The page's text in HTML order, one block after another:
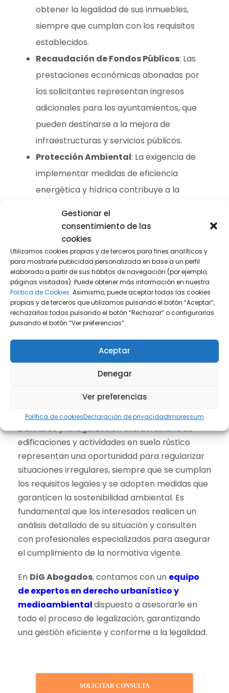
Gestionar el
consentimiento de las
cookies
Utilizamos cookies propias y de terceros para fines analíticos y
para mostrarle publicidad personalizada en base a un perfil
elaborado a partir de sus hábitos de navegación (por ejemplo,
páginas visitadas). Puede obtener más información en nuestra
Política de Cookies. Asimismo, puede aceptar todas las cookies
propias y de terceros que utilizamos pulsando el botón “Aceptar”,
rechazarlas todas pulsando el botón “Rechazar” o configurarlas
pulsando el botón “Ver preferencias”.
Aceptar
Denegar
Ver preferencias
Política de cookiesDeclaración de privacidadImpressum
obtener la legalidad de sus inmuebles,
siempre que cumplan con los requisitos
establecidos.
Recaudación de Fondos Públicos: Las
prestaciones económicas abonadas por
los solicitantes representan ingresos
adicionales para los ayuntamientos, que
pueden destinarse a la mejora de
infraestructuras y servicios públicos.
Protección Ambiental: La exigencia de
implementar medidas de eficiencia
energética y hídrica contribuye a la
ambiente en las Islas Baleares.
Sin embargo, esta medida también ha
generado controversia. Algunos sectores
argumentan que podría incentivar futuras
construcciones ilegales, mientras que otros
consideran que es una solución pragmática
para regularizar situaciones consolidadas en el
Conclusión sobre la amnistía
Laamnistía urbanística en las Islas
Balearesy la legalización extraordinaria de
edificaciones y actividades en suelo rústico
representan una oportunidad para regularizar
situaciones irregulares, siempre que se cumplan
los requisitos legales y se adopten medidas que
garanticen la sostenibilidad ambiental. Es
fundamental que los interesados realicen un
análisis detallado de su situación y consulten
con profesionales especializados para asegurar
el cumplimiento de la normativa vigente.
En DiG Abogados, contamos con un equipo
de expertos en derecho urbanístico y
medioambientaldispuesto a asesorarle en
todo el proceso de legalización, garantizando
una gestión eficiente y conforme a la legalidad.
SOLICITAR CONSULTA